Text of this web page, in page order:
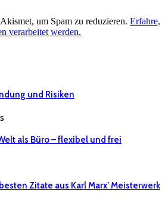
um Spam zu reduzieren. Erfahre,
verarbeitet werden.
und Risiken
als Büro – flexibel und frei
Zitate aus Karl Marx’ Meisterwerk